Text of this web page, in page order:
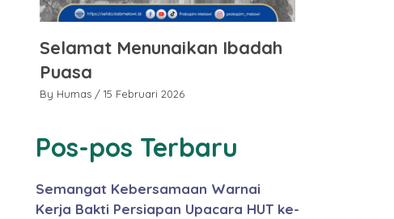
Selamat Menunaikan Ibadah
Puasa
By Humas / 15 Februari 2026
Pos-pos Terbaru
Semangat Kebersamaan Warnai
Kerja Bakti Persiapan Upacara HUT ke-